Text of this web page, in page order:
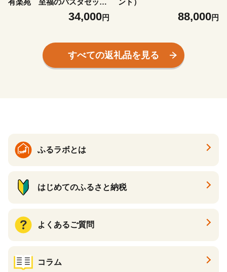
Premium Hotel Pasta Gift D
eluxe Box (６Meals)｜ ホテ
パスタ シェフ ギフト プレゼ
ント 贈り物 進物 3種類 6食
ごはん ご褒美 美味しい お取
34,000円 88,000円
すべての返礼品を見る
ふるラボとは
はじめてのふるさと納税
よくあるご質問
コラム